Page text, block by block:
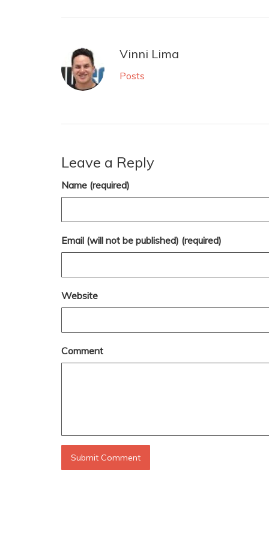
Vinni Lima
Posts
Leave a Reply
Name (required)
Email (will not be published) (required)
Website
Comment